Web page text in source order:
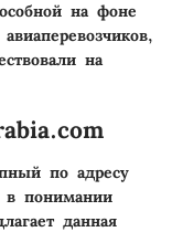
на фоне
на
по адресу
в понимании
данная